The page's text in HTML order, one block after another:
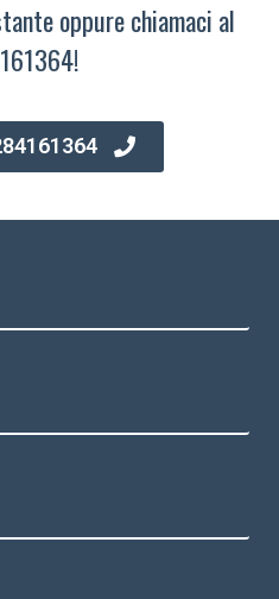
oppure chiamaci al